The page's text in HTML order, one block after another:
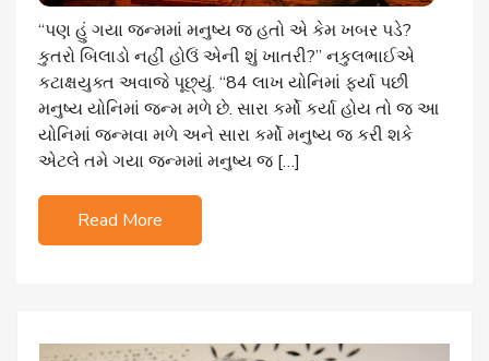
“પણ હું ગયા જન્મમાં મનુષ્ય જ હતો એ કેમ ખબર પડે?
કુતરો બિલાડો નહીં હોઉં એની શું ખાતરી?” નકુલભાઈએ
કટાક્ષયુક્ત અવાજે પૂછ્યું. “84 લાખ યોનિમાં ફર્યા પછી
મનુષ્ય યોનિમાં જન્મ મળે છે. સારા કર્મો કર્યા હોય તો જ આ
યોનિમાં જન્મવા મળે અને સારા કર્મો મનુષ્ય જ કરી શકે
એટલે તમે ગયા જન્મમાં મનુષ્ય જ […]
Read More